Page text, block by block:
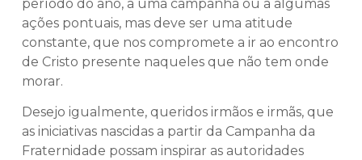
período do ano, a uma campanha ou a algumas
ações pontuais, mas deve ser uma atitude
constante, que nos compromete a ir ao encontro
de Cristo presente naqueles que não tem onde
morar.
Desejo igualmente, queridos irmãos e irmãs, que
as iniciativas nascidas a partir da Campanha da
Fraternidade possam inspirar as autoridades